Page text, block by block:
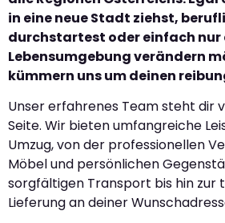
in eine neue Stadt ziehst,
durchstartest oder einfach nur
Lebensumgebung verändern
kümmern uns um deinen
Unser erfahrenes Team steht dir
Seite. Wir bieten umfangreiche
Umzug, von der professionellen
Möbel und persönlichen
sorgfältigen Transport bis hin
Lieferung an deiner